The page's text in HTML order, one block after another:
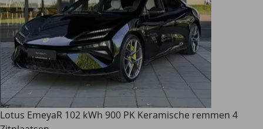
Lotus EmeyaR 102 kWh 900 PK Keramische remmen 4